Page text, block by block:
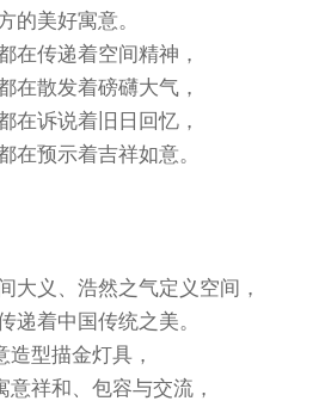
美好寓意。
传递着空间精神，
散发着磅礴大气，
诉说着旧日回忆，
预示着吉祥如意。
义、浩然之气定义空间，
着中国传统之美。
型描金灯具，
祥和、包容与交流，